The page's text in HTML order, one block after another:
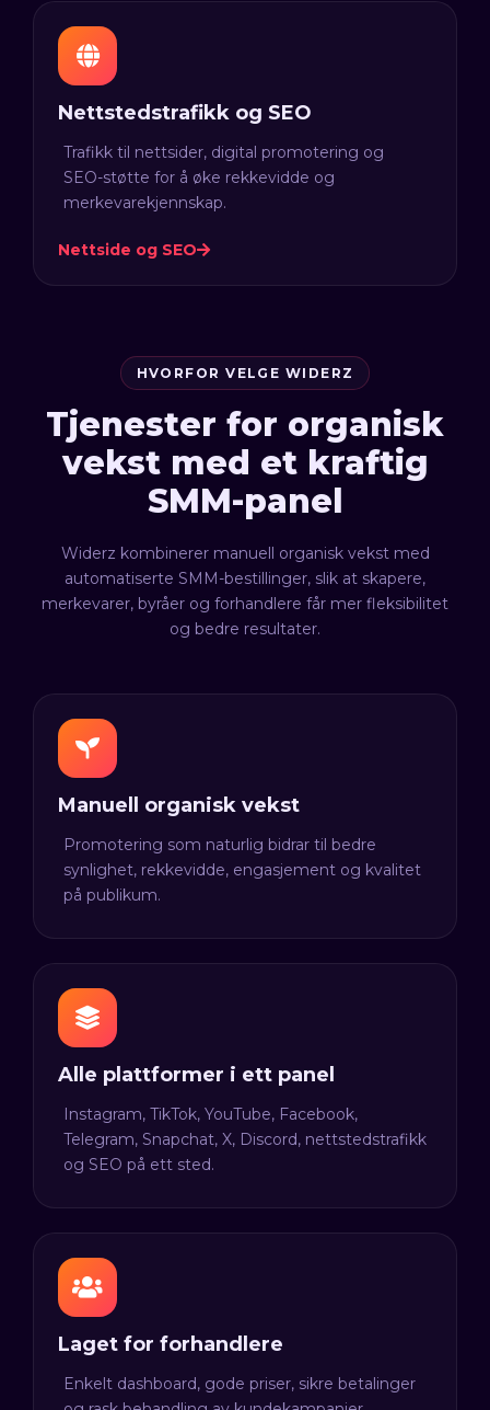
Nettstedstrafikk og SEO
Trafikk til nettsider, digital promotering og
SEO-støtte for å øke rekkevidde og
merkevarekjennskap.
Nettside og SEO
HVORFOR VELGE WIDERZ
Tjenester for organisk
vekst med et kraftig
SMM-panel
Widerz kombinerer manuell organisk vekst med
automatiserte SMM-bestillinger, slik at skapere,
merkevarer, byråer og forhandlere får mer fleksibilitet
og bedre resultater.
Manuell organisk vekst
Promotering som naturlig bidrar til bedre
synlighet, rekkevidde, engasjement og kvalitet
på publikum.
Alle plattformer i ett panel
Instagram, TikTok, YouTube, Facebook,
Telegram, Snapchat, X, Discord, nettstedstrafikk
og SEO på ett sted.
Laget for forhandlere
Enkelt dashboard, gode priser, sikre betalinger